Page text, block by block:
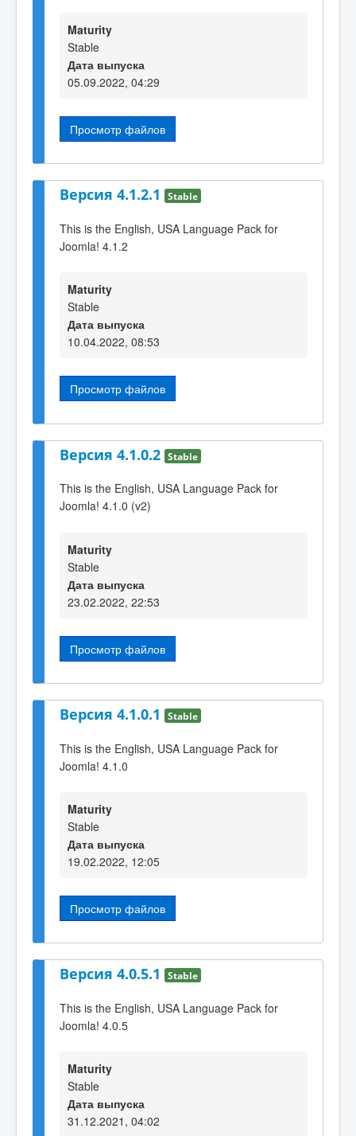
Maturity
Stable
Дата выпуска
05.09.2022, 04:29
Просмотр файлов
Версия 4.1.2.1 Stable
This is the English, USA Language Pack for
Joomla! 4.1.2
Maturity
Stable
Дата выпуска
10.04.2022, 08:53
Просмотр файлов
Версия 4.1.0.2 Stable
This is the English, USA Language Pack for
Joomla! 4.1.0 (v2)
Maturity
Stable
Дата выпуска
23.02.2022, 22:53
Просмотр файлов
Версия 4.1.0.1 Stable
This is the English, USA Language Pack for
Joomla! 4.1.0
Maturity
Stable
Дата выпуска
19.02.2022, 12:05
Просмотр файлов
Версия 4.0.5.1 Stable
This is the English, USA Language Pack for
Joomla! 4.0.5
Maturity
Stable
Дата выпуска
31.12.2021, 04:02